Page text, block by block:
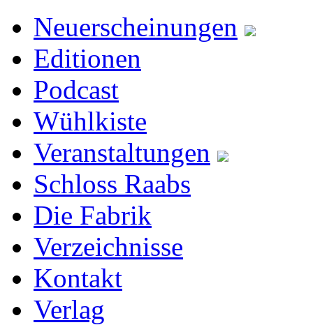
Neuerscheinungen
Editionen
Podcast
Wühlkiste
Veranstaltungen
Schloss Raabs
Die Fabrik
Verzeichnisse
Kontakt
Verlag